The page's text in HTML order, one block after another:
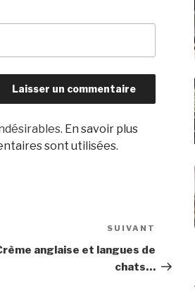
En savoir plus
sont utilisées.
SUIVANT
anglaise et langues de
chats…